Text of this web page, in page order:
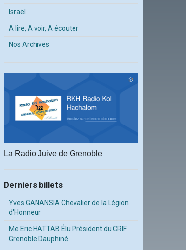
Israël
A lire, A voir, A écouter
Nos Archives
La Radio Juive de Grenoble
Derniers billets
Yves GANANSIA Chevalier de la Légion
d'Honneur
Me Eric HATTAB Élu Président du CRIF
Grenoble Dauphiné